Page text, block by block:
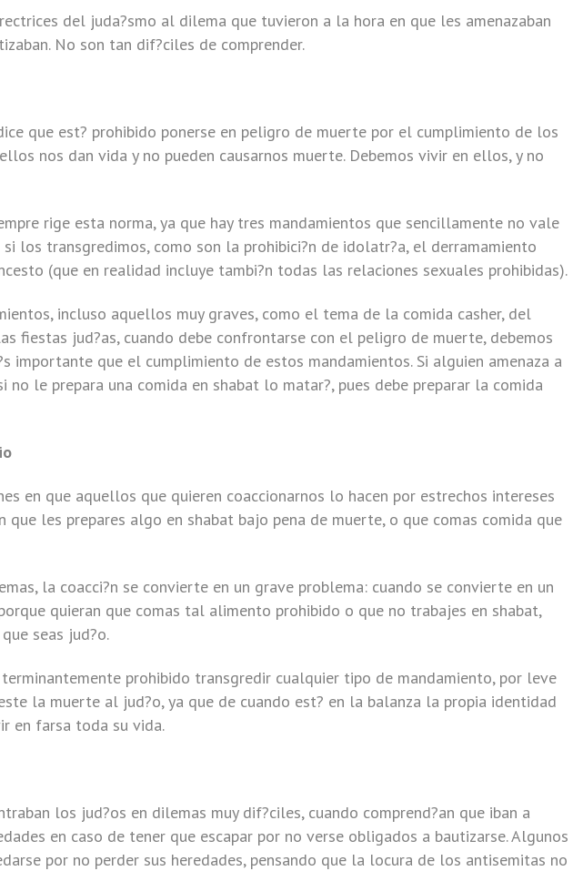
del juda?smo al dilema que tuvieron a la hora en que les amenazaban
No son tan dif?ciles de comprender.
que est? prohibido ponerse en peligro de muerte por el cumplimiento de los
nos dan vida y no pueden causarnos muerte. Debemos vivir en ellos, y no
rige esta norma, ya que hay tres mandamientos que sencillamente no vale
los transgredimos, como son la prohibici?n de idolatr?a, el derramamiento
(que en realidad incluye tambi?n todas las relaciones sexuales prohibidas).
incluso aquellos muy graves, como el tema de la comida casher, del
fiestas jud?as, cuando debe confrontarse con el peligro de muerte, debemos
importante que el cumplimiento de estos mandamientos. Si alguien amenaza a
no le prepara una comida en shabat lo matar?, pues debe preparar la comida
en que aquellos que quieren coaccionarnos lo hacen por estrechos intereses
que les prepares algo en shabat bajo pena de muerte, o que comas comida que
la coacci?n se convierte en un grave problema: cuando se convierte en un
quieran que comas tal alimento prohibido o que no trabajes en shabat,
seas jud?o.
prohibido transgredir cualquier tipo de mandamiento, por leve
la muerte al jud?o, ya que de cuando est? en la balanza la propia identidad
en farsa toda su vida.
los jud?os en dilemas muy dif?ciles, cuando comprend?an que iban a
en caso de tener que escapar por no verse obligados a bautizarse. Algunos
por no perder sus heredades, pensando que la locura de los antisemitas no